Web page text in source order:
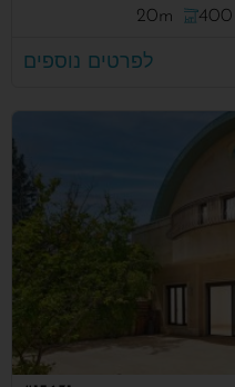
400
20m
לפרטים נוספים